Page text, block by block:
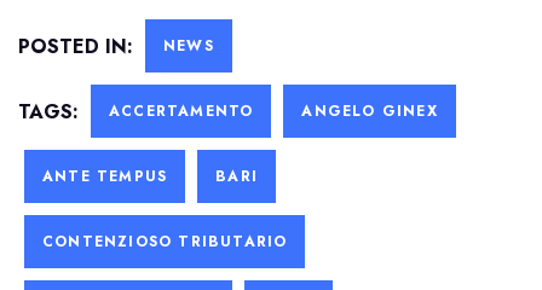
POSTED IN: NEWS
TAGS: ACCERTAMENTO ANGELO GINEX
ANTE TEMPUS BARI
CONTENZIOSO TRIBUTARIO